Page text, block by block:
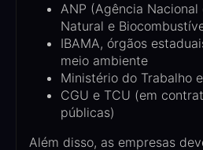
ANP (Agência Nacional
Natural e
IBAMA, órgãos
meio ambiente
Ministério do Trabalho
CGU e TCU (em
públicas)
Além disso, as empresas